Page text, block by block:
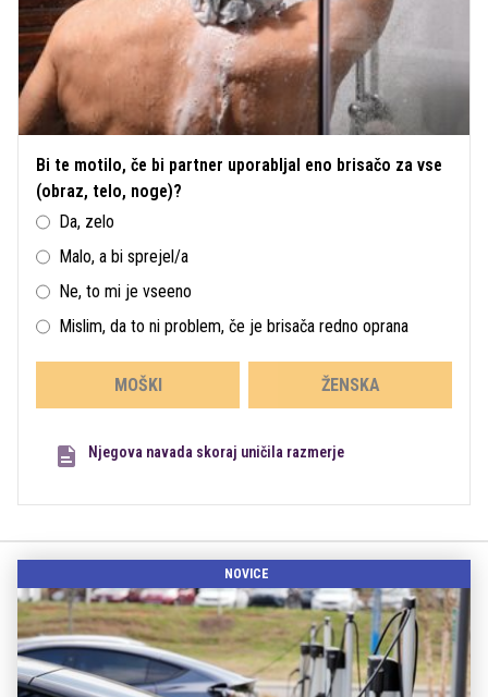
Bi te motilo, če bi partner uporabljal eno brisačo za vse
(obraz, telo, noge)?
Da, zelo
Malo, a bi sprejel/a
Ne, to mi je vseeno
Mislim, da to ni problem, če je brisača redno oprana
MOŠKI ŽENSKA
Njegova navada skoraj uničila razmerje
NOVICE